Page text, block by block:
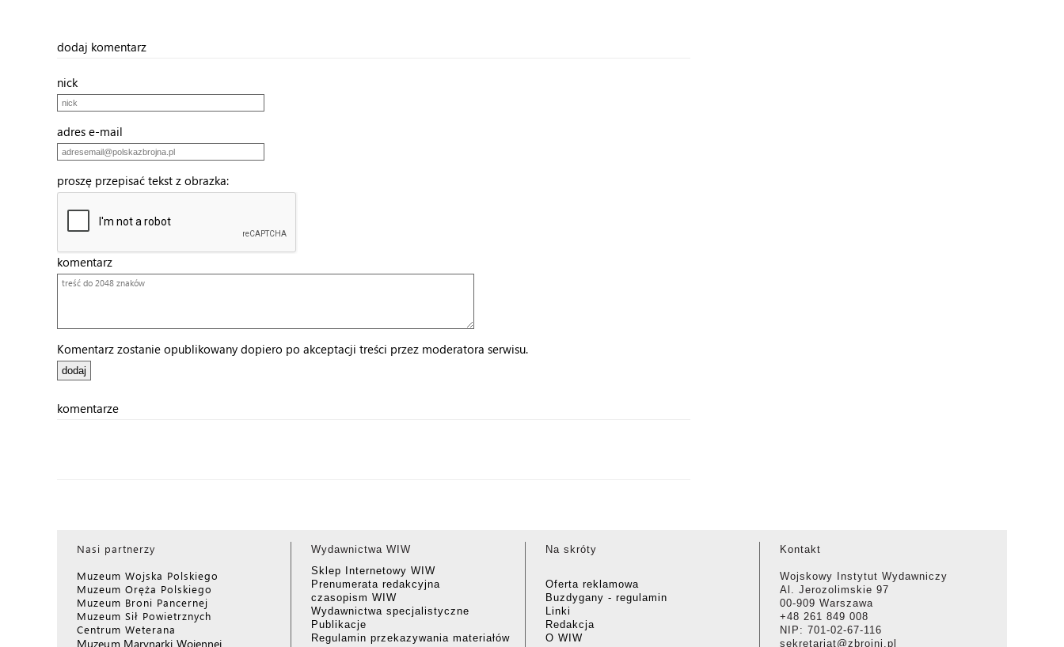
dodaj komentarz
nick
adres e-mail
proszę przepisać tekst z obrazka:
komentarz
Komentarz zostanie opublikowany dopiero po akceptacji treści przez moderatora serwisu.
komentarze
Nasi partnerzy
Muzeum Wojska Polskiego
Muzeum Oręża Polskiego
Muzeum Broni Pancernej
Muzeum Sił Powietrznych
Centrum Weterana
Muzeum Marynarki Wojennej
Wydawnictwa WIW
Sklep Internetowy WIW
Prenumerata redakcyjna
czasopism WIW
Wydawnictwa specjalistyczne
Publikacje
Regulamin przekazywania materiałów
Na skróty
Oferta reklamowa
Buzdygany - regulamin
Linki
Redakcja
O WIW
Kontakt
Wojskowy Instytut Wydawniczy
Al. Jerozolimskie 97
00-909 Warszawa
+48 261 849 008
NIP: 701-02-67-116
sekretariat@zbrojni.pl